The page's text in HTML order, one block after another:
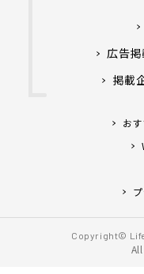
広告
掲載
お
Copyright©